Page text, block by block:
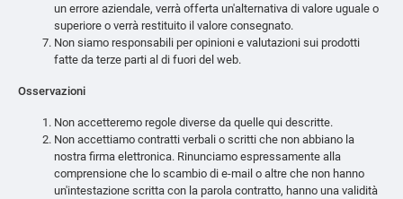
un errore aziendale, verrà offerta un'alternativa di valore uguale o
superiore o verrà restituito il valore consegnato.
Non siamo responsabili per opinioni e valutazioni sui prodotti
fatte da terze parti al di fuori del web.
Osservazioni
Non accetteremo regole diverse da quelle qui descritte.
Non accettiamo contratti verbali o scritti che non abbiano la
nostra firma elettronica. Rinunciamo espressamente alla
comprensione che lo scambio di e-mail o altre che non hanno
un'intestazione scritta con la parola contratto, hanno una validità